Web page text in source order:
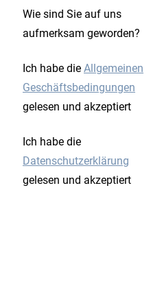
Wie sind Sie auf uns
aufmerksam geworden?
Ich habe die Allgemeinen
Geschäftsbedingungen
gelesen und akzeptiert
Ich habe die
Datenschutzerklärung
gelesen und akzeptiert